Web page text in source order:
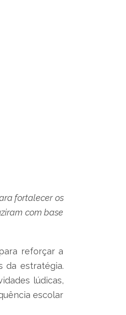
fortalecer os
com base
reforçar a
da estratégia.
lúdicas,
escolar